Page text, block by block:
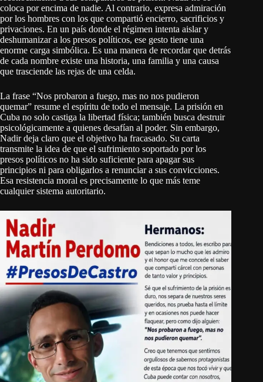
coloca por encima de nadie. Al contrario, expresa admiración
por los hombres con los que compartió encierro, sacrificios y
privaciones. En un país donde el régimen intenta aislar y
deshumanizar a los presos políticos, ese gesto tiene una
enorme carga simbólica. Es una manera de recordar que detrás
de cada nombre existe una historia, una familia y una causa
que trasciende las rejas de una celda.
La frase “Nos probaron a fuego, mas no nos pudieron
quemar” resume el espíritu de todo el mensaje. La prisión en
Cuba no solo castiga la libertad física; también busca destruir
psicológicamente a quienes desafían al poder. Sin embargo,
Nadir deja claro que el objetivo ha fracasado. Su carta
transmite la idea de que el sufrimiento soportado por los
presos políticos no ha sido suficiente para apagar sus
principios ni para obligarlos a renunciar a sus convicciones.
Esa resistencia moral es precisamente lo que más teme
cualquier sistema autoritario.